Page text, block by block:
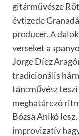
gitárművésze
évtizede
producer. A
verseket a
Jorge Díez
tradicionális
táncművész
meghatározó
Bózsa Anikó
improvizatív